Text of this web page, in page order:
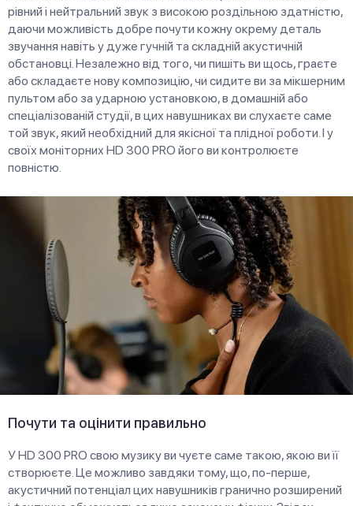
рівний і нейтральний звук з високою роздільною здатністю,
даючи можливість добре почути кожну окрему деталь
звучання навіть у дуже гучній та складній акустичній
обстановці. Незалежно від того, чи пишіть ви щось, граєте
або складаєте нову композицію, чи сидите ви за мікшерним
пультом або за ударною установкою, в домашній або
спеціалізованій студії, в цих навушниках ви слухаєте саме
той звук, який необхідний для якісної та плідної роботи. І у
своїх моніторних HD 300 PRO його ви контролюєте
повністю.
Почути та оцінити правильно
У HD 300 PRO свою музику ви чуєте саме такою, якою ви її
створюєте. Це можливо завдяки тому, що, по-перше,
акустичний потенціал цих навушників гранично розширений